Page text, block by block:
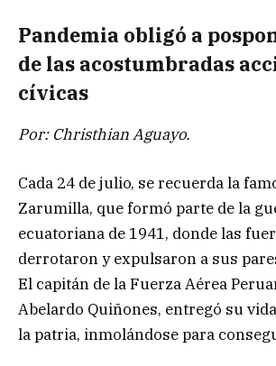
Pandemia obligó a
de las acostumbradas
cívicas
Por: Christhian Aguayo.
Cada 24 de julio, se recuerda la
Zarumilla, que formó parte de la
ecuatoriana de 1941, donde las
derrotaron y expulsaron a sus
El capitán de la Fuerza Aérea
Abelardo Quiñones, entregó su
la patria, inmolándose para